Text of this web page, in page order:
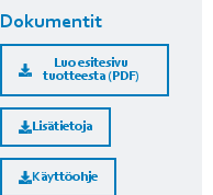
Dokumentit
Luo esitesivu
tuotteesta (PDF)
Lisätietoja
Käyttöohje